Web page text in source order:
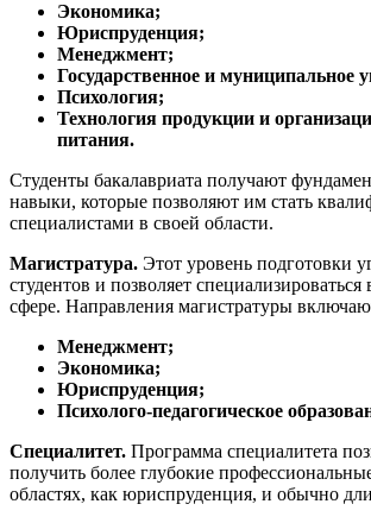
Экономика;
Юриспруденция;
Менеджмент;
Государственное и муниципальное
Психология;
Технология продукции и
питания.
Студенты бакалавриата получают
навыки, которые позволяют им стать
специалистами в своей области.
Магистратура. Этот уровень подготовки
студентов и позволяет специализироваться
сфере. Направления магистратуры
Менеджмент;
Экономика;
Юриспруденция;
Психолого-педагогическое
Специалитет. Программа специалитета
получить более глубокие
областях, как юриспруденция, и обычно